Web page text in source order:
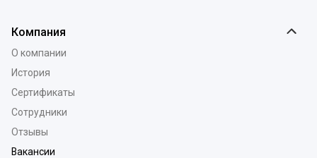
Компания
О компании
История
Сертификаты
Сотрудники
Отзывы
Вакансии